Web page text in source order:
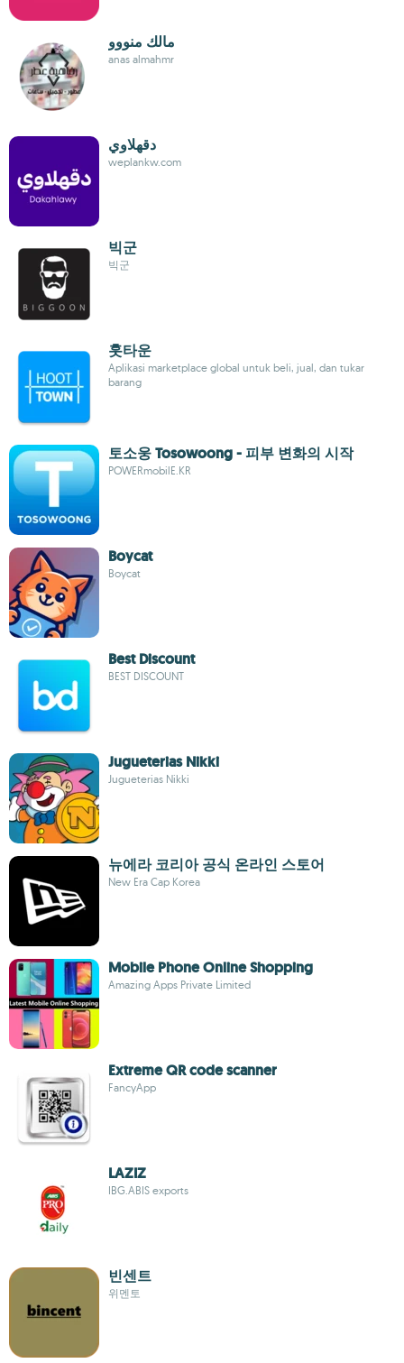
مالك منووو
anas almahmr
دقهلاوي
weplankw.com
빅군
빅군
훗타운
Aplikasi marketplace global untuk beli, jual, dan tukar
barang
토소웅 Tosowoong - 피부 변화의 시작
POWERmobilE.KR
Boycat
Boycat
Best Discount
BEST DISCOUNT
Jugueterias Nikki
Jugueterias Nikki
뉴에라 코리아 공식 온라인 스토어
New Era Cap Korea
Mobile Phone Online Shopping
Amazing Apps Private Limited
Extreme QR code scanner
FancyApp
LAZIZ
IBG.ABIS exports
빈센트
위멘토